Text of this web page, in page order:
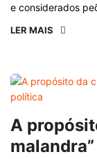
e considerados
LER MAIS
A